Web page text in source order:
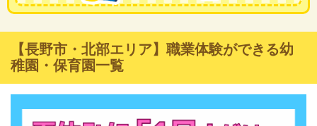
【長野市・北部エリア】職業体験ができる幼
稚園・保育園一覧